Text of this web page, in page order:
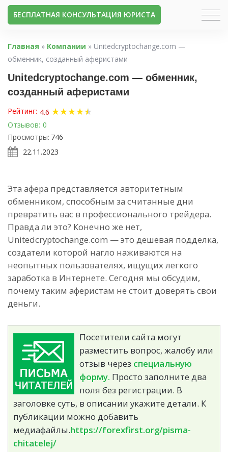
БЕСПЛАТНАЯ КОНСУЛЬТАЦИЯ ЮРИСТА
Главная » Компании » Unitedcryptochange.com —
обменник, созданный аферистами
Unitedcryptochange.com — обменник,
созданный аферистами
Рейтинг: 4.6 ★★★★★
★
Отзывов: 0
Просмотры: 746
22.11.2023
Эта афера представляется авторитетным
обменником, способным за считанные дни
превратить вас в профессионального трейдера.
Правда ли это? Конечно же нет,
Unitedcryptochange.com — это дешевая подделка,
создатели которой нагло наживаются на
неопытных пользователях, ищущих легкого
заработка в Интернете. Сегодня мы обсудим,
почему таким аферистам не стоит доверять свои
деньги.
Посетители сайта могут
разместить вопрос, жалобу или
отзыв через специальную
форму. Просто заполните два
поля без регистрации. В
заголовке суть, в описании укажите детали. К
публикации можно добавить
медиафайлы.https://forexfirst.org/pisma-
chitatelej/